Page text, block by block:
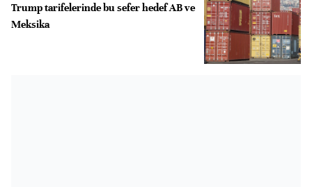
Trump tarifelerinde bu sefer hedef AB ve
Meksika